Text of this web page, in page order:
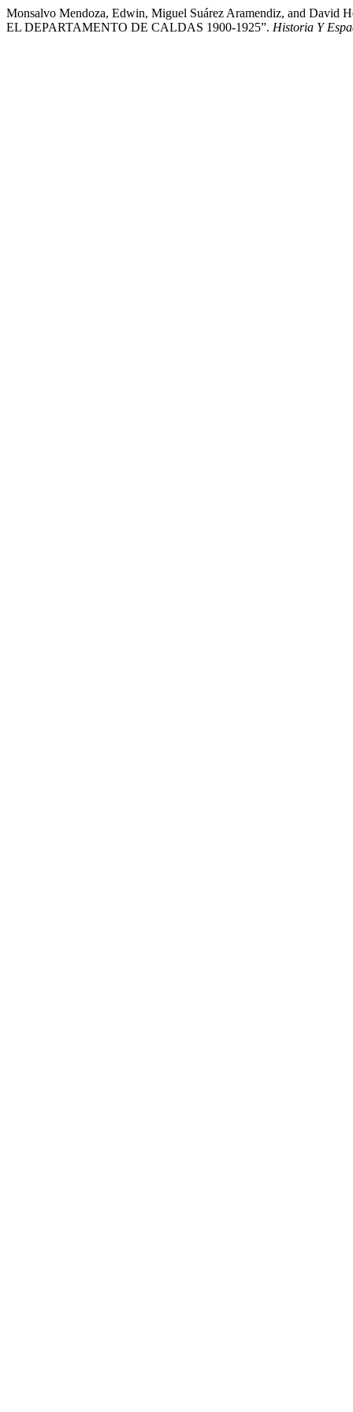
Monsalvo Mendoza, Edwin, Miguel Suárez Aramendiz, and
EL DEPARTAMENTO DE CALDAS 1900-1925”. Historia Y